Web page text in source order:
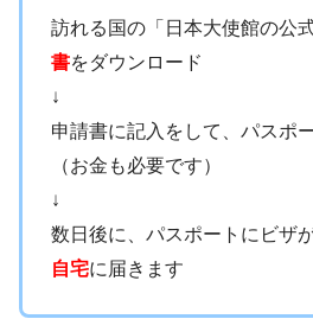
訪れる国の「日本大使館の公
書をダウンロード
↓
申請書に記入をして、パスポ
（お金も必要です）
↓
数日後に、パスポートにビザ
自宅に届きます